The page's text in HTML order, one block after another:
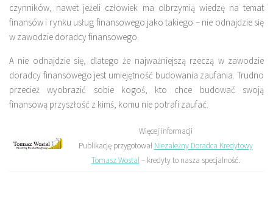
czynników, nawet jeżeli człowiek ma olbrzymią wiedzę na temat
finansów i rynku usług finansowego jako takiego – nie odnajdzie się
w zawodzie doradcy finansowego.
A nie odnajdzie się, dlatego że najważniejszą rzeczą w zawodzie
doradcy finansowego jest umiejętność budowania zaufania. Trudno
przecież wyobrazić sobie kogoś, kto chce budować swoją
finansową przyszłość z kimś, komu nie potrafi zaufać.
Więcej informacji
Publikację przygotował Niezależny Doradca Kredytowy
Tomasz Wostal– kredyty to nasza specjalność.